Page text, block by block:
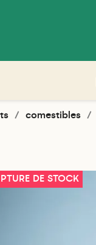
comestibles
DE STOCK